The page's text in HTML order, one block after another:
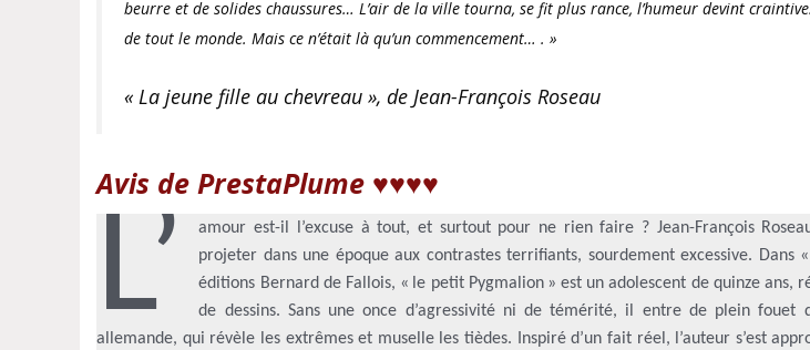
beurre et de solides chaussures… L’air de la ville tourna, se fit plus rance, l’humeur devint
de tout le monde. Mais ce n’était là qu’un commencement… . »
« La jeune fille au chevreau », de Jean-François Roseau
Avis de PrestaPlume ♥♥♥♥
L’
amour est-il l’excuse à tout, et surtout pour ne rien faire ? Jean-François
projeter dans une époque aux contrastes terrifiants, sourdement excessive. Dans
éditions Bernard de Fallois, « le petit Pygmalion » est un adolescent de quinze ans,
de dessins. Sans une once d’agressivité ni de témérité, il entre de plein fouet
allemande, qui révèle les extrêmes et muselle les tièdes. Inspiré d’un fait réel, l’auteur s’est